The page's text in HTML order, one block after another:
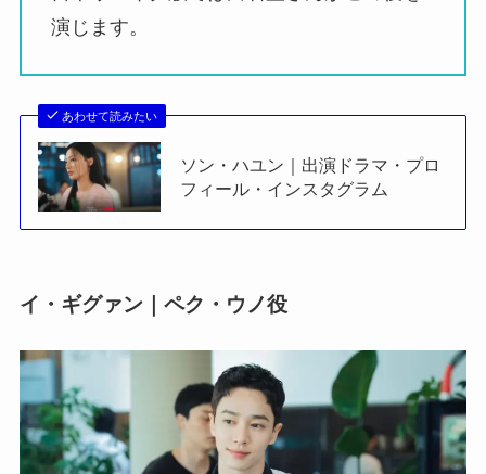
演じます。
あわせて読みたい
ソン・ハユン｜出演ドラマ・プロ
フィール・インスタグラム
イ・ギグァン｜ペク・ウノ役